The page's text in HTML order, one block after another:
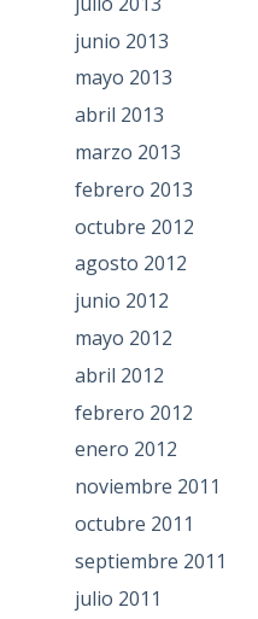
junio 2013
mayo 2013
abril 2013
marzo 2013
febrero 2013
octubre 2012
agosto 2012
junio 2012
mayo 2012
abril 2012
febrero 2012
enero 2012
noviembre 2011
octubre 2011
septiembre 2011
julio 2011